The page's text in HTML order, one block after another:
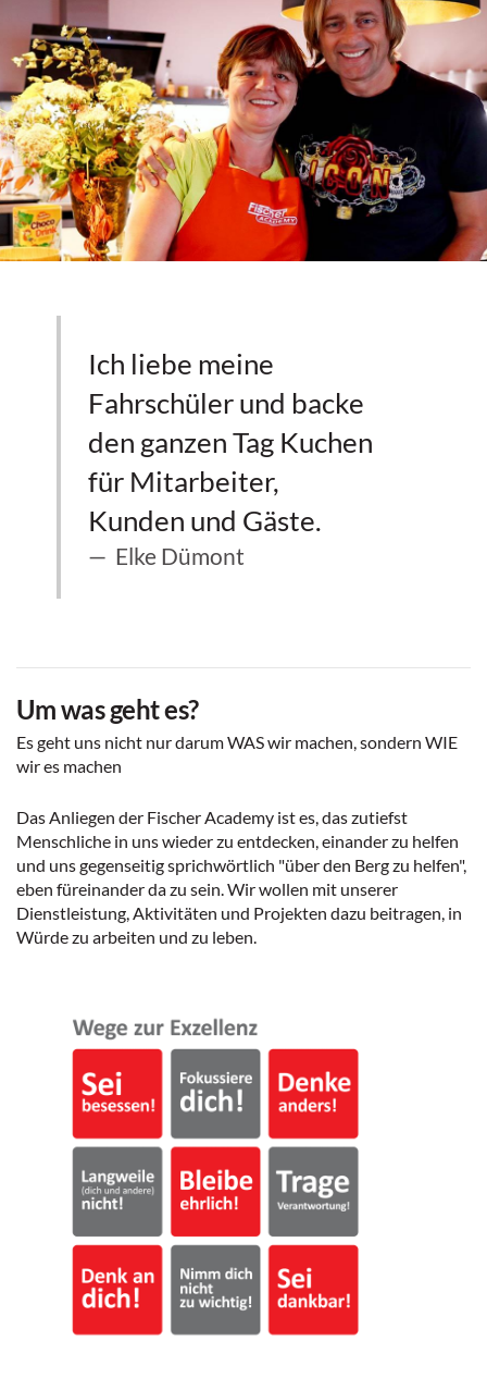
Ich liebe meine
Fahrschüler und backe
den ganzen Tag Kuchen
für Mitarbeiter,
Kunden und Gäste.
Elke Dümont
Um was geht es?
Es geht uns nicht nur darum WAS wir machen, sondern WIE
wir es machen
Das Anliegen der Fischer Academy ist es, das zutiefst
Menschliche in uns wieder zu entdecken, einander zu helfen
und uns gegenseitig sprichwörtlich "über den Berg zu helfen",
eben füreinander da zu sein. Wir wollen mit unserer
Dienstleistung, Aktivitäten und Projekten dazu beitragen, in
Würde zu arbeiten und zu leben.